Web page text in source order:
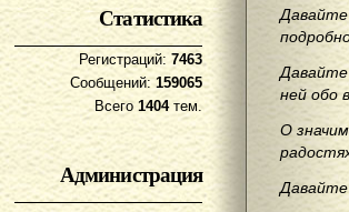
Статистика
Регистраций: 7463
Сообщений:159065
Всего 1404тем.
Администрация
ней обо
О